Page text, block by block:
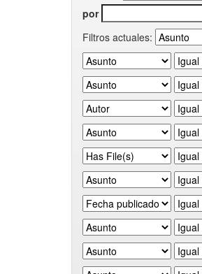
por
Filtros actuales: